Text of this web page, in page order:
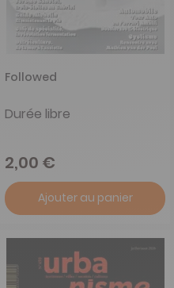
Followed
Durée libre
2,00 €
Ajouter au panier